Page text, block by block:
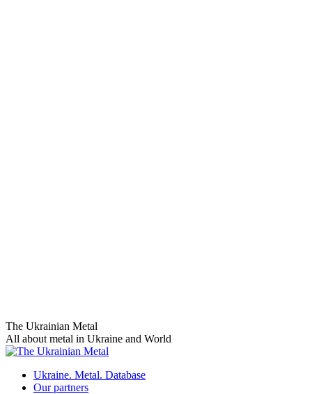
Skip
to
content
The Ukrainian Metal
All about metal in Ukraine and World
Ukraine. Metal. Database
Our partners